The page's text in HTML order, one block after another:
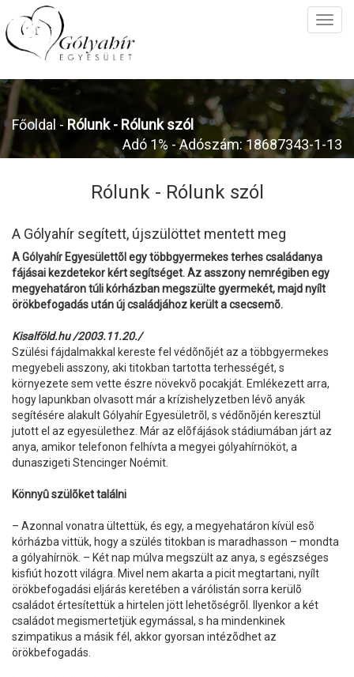
Főoldal -Rólunk - Rólunk szól
Adó 1% - Adószám: 18687343-1-13
Rólunk - Rólunk szól
A Gólyahír segített, újszülöttet mentett meg
A Gólyahír Egyesülettõl egy többgyermekes terhes családanya
fájásai kezdetekor kért segítséget. Az asszony nemrégiben egy
megyehatáron túli kórházban megszülte gyermekét, majd nyílt
örökbefogadás után új családjához került a csecsemõ.
Kisalföld.hu /2003.11.20./
Szülési fájdalmakkal kereste fel védõnõjét az a többgyermekes
megyebeli asszony, aki titokban tartotta terhességét, s
környezete sem vette észre növekvõ pocakját. Emlékezett arra,
hogy lapunkban olvasott már a krízishelyzetben lévõ anyák
segítésére alakult Gólyahír Egyesületrõl, s védõnõjén keresztül
jutott el az egyesülethez. Már az elõfájások stádiumában járt az
anya, amikor telefonon felhívta a megyei gólyahírnököt, a
dunaszigeti Stencinger Noémit.
Könnyû szülõket találni
– Azonnal vonatra ültettük, és egy, a megyehatáron kívül esõ
kórházba vittük, hogy a szülés titokban is maradhasson – mondta
a gólyahírnök. – Két nap múlva megszült az anya, s egészséges
kisfiút hozott világra. Mivel nem akarta a picit megtartani, nyílt
örökbefogadási eljárás keretében a várólistán sorra kerülõ
családot értesítettük a hirtelen jött lehetõségrõl. Ilyenkor a két
családot megismertetjük egymással, s ha mindenkinek
szimpatikus a másik fél, akkor gyorsan intézõdhet az
örökbefogadás.